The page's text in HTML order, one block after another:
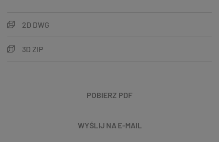
2D DWG
3D ZIP
POBIERZ PDF
WYŚLIJ NA E-MAIL